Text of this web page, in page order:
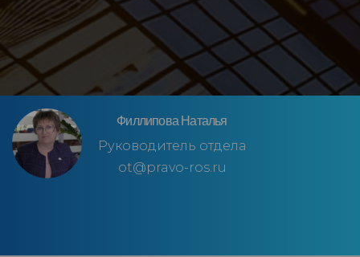
Филлипова Наталья
Руководитель отдела
ot@pravo-ros.ru